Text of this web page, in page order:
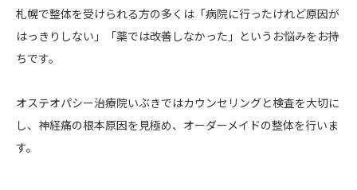
札幌で整体を受けられる方の多くは「病院に行ったけれど原因が
はっきりしない」「薬では改善しなかった」というお悩みをお持
ちです。
オステオパシー治療院いぶきではカウンセリングと検査を大切に
し、神経痛の根本原因を見極め、オーダーメイドの整体を行いま
す。